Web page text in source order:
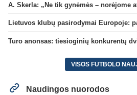
A. Skerla: „Ne tik gynėmės – norėjome
Turo anonsas: tiesioginių konkurentų
VISOS FUTBOLO
Naudingos nuorodos